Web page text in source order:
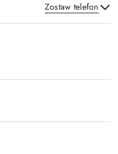
Zostaw telefon